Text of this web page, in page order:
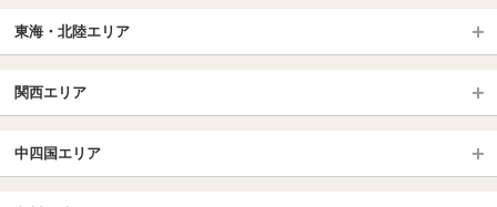
岩手 (盛岡・北上)
福島 (いわき・郡山)
山形
長野・松本・上田
群馬（伊勢崎・高崎・前橋）
大宮・浦和・川口
越谷・春日部
千葉TOP
松戸・柏
東海・北陸エリア
愛知（名古屋）
岐阜県
北陸
関西エリア
京都駅・伏見区
烏丸御池駅
中四国エリア